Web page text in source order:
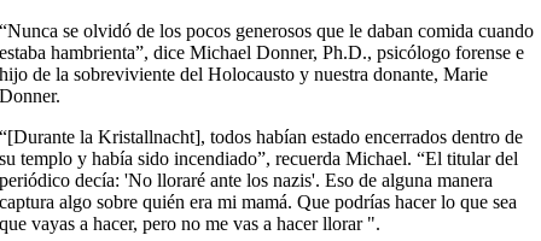
“Nunca se olvidó de los pocos generosos que le daban comida cuando
estaba hambrienta”, dice Michael Donner, Ph.D., psicólogo forense e
hijo de la sobreviviente del Holocausto y nuestra donante, Marie
Donner.
“[Durante la Kristallnacht], todos habían estado encerrados dentro de
su templo y había sido incendiado”, recuerda Michael. “El titular del
periódico decía: 'No lloraré ante los nazis'. Eso de alguna manera
captura algo sobre quién era mi mamá. Que podrías hacer lo que sea
que vayas a hacer, pero no me vas a hacer llorar ".